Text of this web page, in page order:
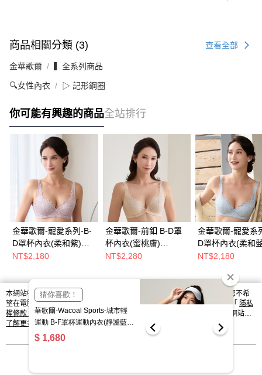
商品相關分類 (3) 查看全部
金華歌爾 ▍全系列商品
🔍女性內衣 ▷ 記形鋼圈
你可能有興趣的商品全站排行
金華歌爾-寵愛系列-B-
D罩杯內衣(柔和紫)
IB4050UW
NT$2,180
金華歌爾-前釦 B-D罩
杯內衣(蜜桃膚)
IB4334SE
NT$2,280
金華歌爾-寵愛系
D罩杯內衣(柔和
IB4050DU
NT$2,180
熱門標籤
本網站中使用 cookie，欲查詢有關本網站使用 cookie 方式之詳情，及若您不希
望在電腦上使用 cookie 時應如何變更電腦的 cookie 設定，請參閱本網站「 隱私
權條款
」之 Cookie 聲明。您繼續使用本網站即表示您同意本公司得按本網站使
用條款之 Cookie 聲明使用 cookie。
了解更多 >